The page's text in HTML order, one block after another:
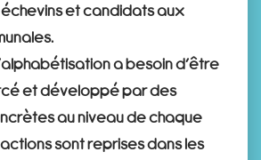
et candidats aux
a besoin d’être
et développé par des
au niveau de chaque
sont reprises dans les